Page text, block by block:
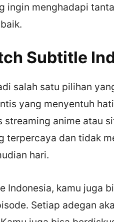
ingin menghadapi
Subtitle
salah satu pilihan
yang menyentuh
anime atau
terpercaya dan tidak
hari.
Indonesia, kamu juga
Setiap adegan